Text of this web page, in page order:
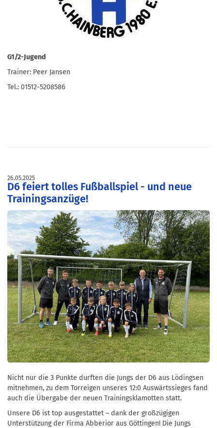
G1/2-Jugend
Trainer: Peer Jansen
Tel.: 01512-5208586
26.05.2025
D6 feiert tolles Fußballspiel - und neue
Trainingsanzüge!
Nicht nur die 3 Punkte durften die Jungs der D6 aus Lödingsen
mitnehmen, zu dem Torreigen unseres 12:0 Auswärtssieges fand
auch die Übergabe der neuen Trainingsklamotten statt.
Unsere D6 ist top ausgestattet – dank der großzügigen
Unterstützung der Firma Abberior aus Göttingen! Die Jungs